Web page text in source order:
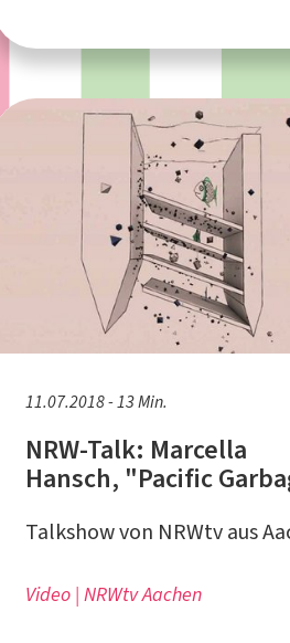
11.07.2018 - 13 Min.
NRW-Talk: Marcella
Hansch, "Pacific
Talkshow von NRWtv aus
Video NRWtv Aachen